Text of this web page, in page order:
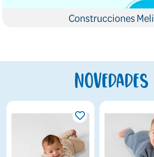
Construcciones Meli
Novedades